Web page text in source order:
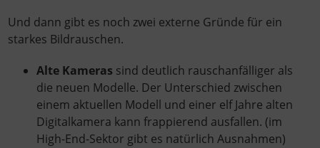
Und dann gibt es noch zwei externe Gründe für ein
starkes Bildrauschen.
Alte Kameras sind deutlich rauschanfälliger als
die neuen Modelle. Der Unterschied zwischen
einem aktuellen Modell und einer elf Jahre alten
Digitalkamera kann frappierend ausfallen. (im
High-End-Sektor gibt es natürlich Ausnahmen)